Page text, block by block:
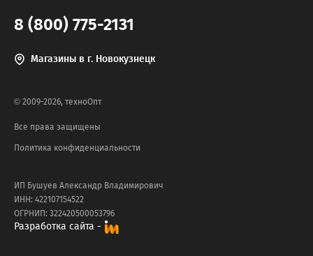
8 (800) 775-2131
Магазины в г. Новокузнецк
© 2009-2026, техноОпт
Все права защищены
Политика конфиденциальности
ИП Бушуев Александр Владимирович
ИНН: 422107154522
ОГРНИП: 322420500053796
Разработка сайта -